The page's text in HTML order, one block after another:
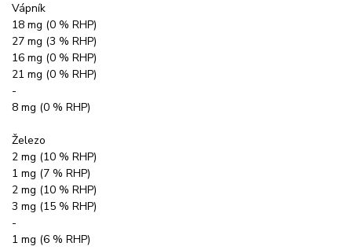
Vápník
18 mg (0 % RHP)
27 mg (3 % RHP)
16 mg (0 % RHP)
21 mg (0 % RHP)
-
8 mg (0 % RHP)
Železo
2 mg (10 % RHP)
1 mg (7 % RHP)
2 mg (10 % RHP)
3 mg (15 % RHP)
-
1 mg (6 % RHP)